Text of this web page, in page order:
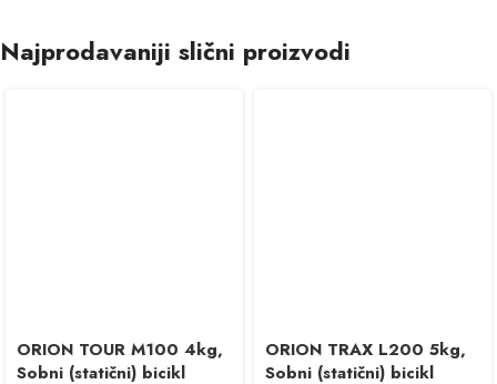
Najprodavaniji slični proizvodi
ORION TOUR M100 4kg,
Sobni (statični) bicikl
ORION TRAX L200 5kg,
Sobni (statični) bicikl